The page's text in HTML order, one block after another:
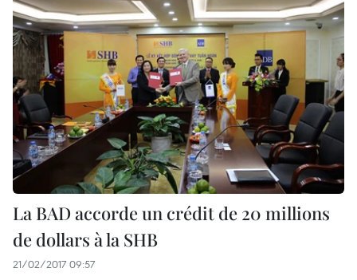
La BAD accorde un crédit de 20 millions
de dollars à la SHB
21/02/2017 09:57